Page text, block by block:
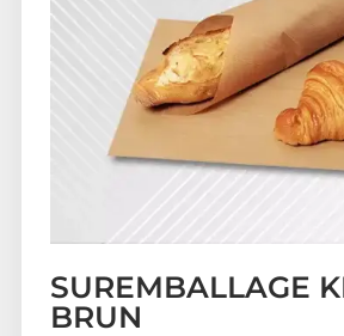
SUREMBALLAGE
BRUN